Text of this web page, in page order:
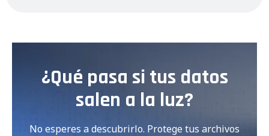
¿Qué pasa si tus datos
salen a la luz?
No esperes a descubrirlo. Protege tus archivos